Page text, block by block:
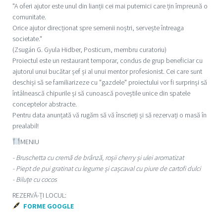
"A oferi ajutor este unul din lianții cei mai puternici care țin împreună o
comunitate.
Orice ajutor direcționat spre semenii noștri, servește întreaga
societate."
(Zsugán G. Gyula Hidber, Posticum, membru curatoriu)
Proiectul este un restaurant temporar, condus de grup beneficiar cu
ajutorul unui bucătar șef și al unui mentor profesionist. Cei care sunt
deschiși să se familiarizeze cu "gazdele" proiectului vor fi surprinși să
întâlnească chipurile și să cunoască poveștile unice din spatele
conceptelor abstracte.
Pentru data anunțată vă rugăm să vă înscrieți și să rezervați o masă în
prealabil!
MENIU
- Bruschetta cu cremă de brânză, roșii cherry și ulei aromatizat
- Piept de pui gratinat cu legume și cașcaval cu piure de cartofi dulci
- Biluțe cu cocos
REZERVĂ-ȚI LOCUL:
FORME GOOGLE